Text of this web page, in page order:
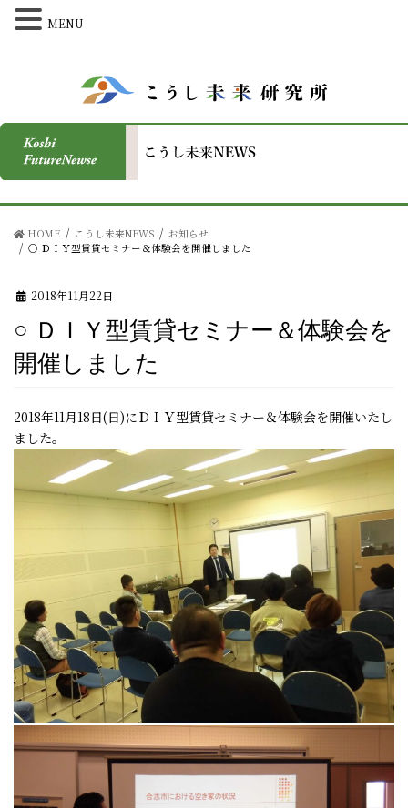
HOME こうし未来NEWS
お知らせ
○ ＤＩＹ型賃貸セミナー＆体験会を開催しました
2018年11月22日
○ ＤＩＹ型賃貸セミナー＆体験会を
開催しました
2018年11月18日(日)にＤＩＹ型賃貸セミナー＆体験会を開催いたし
ました。
MENU